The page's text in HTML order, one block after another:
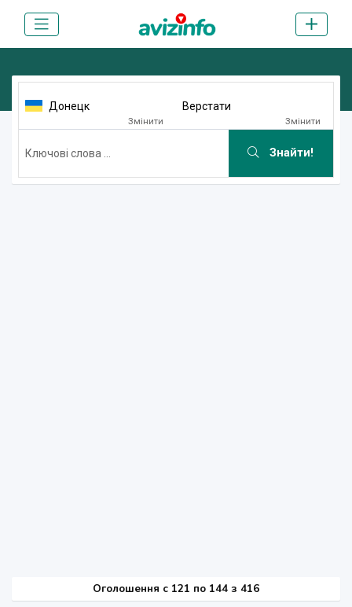
Донецк
Змінити
Верстати
Змінити
Знайти!
Оголошення c 121 по 144 з 416